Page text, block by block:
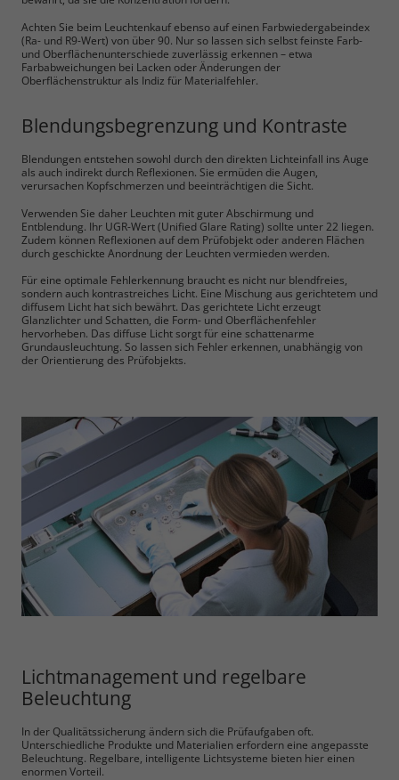
Achten Sie beim Leuchtenkauf ebenso auf einen Farbwiedergabeindex
(Ra- und R9-Wert) von über 90. Nur so lassen sich selbst feinste Farb-
und Oberflächenunterschiede zuverlässig erkennen – etwa
Farbabweichungen bei Lacken oder Änderungen der
Oberflächenstruktur als Indiz für Materialfehler.
Blendungsbegrenzung und Kontraste
Blendungen entstehen sowohl durch den direkten Lichteinfall ins Auge
als auch indirekt durch Reflexionen. Sie ermüden die Augen,
verursachen Kopfschmerzen und beeinträchtigen die Sicht.
Verwenden Sie daher Leuchten mit guter Abschirmung und
Entblendung. Ihr UGR-Wert (Unified Glare Rating) sollte unter 22 liegen.
Zudem können Reflexionen auf dem Prüfobjekt oder anderen Flächen
durch geschickte Anordnung der Leuchten vermieden werden.
Für eine optimale Fehlerkennung braucht es nicht nur blendfreies,
sondern auch kontrastreiches Licht. Eine Mischung aus gerichtetem und
diffusem Licht hat sich bewährt. Das gerichtete Licht erzeugt
Glanzlichter und Schatten, die Form- und Oberflächenfehler
hervorheben. Das diffuse Licht sorgt für eine schattenarme
Grundausleuchtung. So lassen sich Fehler erkennen, unabhängig von
der Orientierung des Prüfobjekts.
Lichtmanagement und regelbare
Beleuchtung
In der Qualitätssicherung ändern sich die Prüfaufgaben oft.
Unterschiedliche Produkte und Materialien erfordern eine angepasste
Beleuchtung. Regelbare, intelligente Lichtsysteme bieten hier einen
enormen Vorteil.
Marketing und Statistik
Alle akzeptieren
Speichern
Ablehnen
Impressum Datenschutz